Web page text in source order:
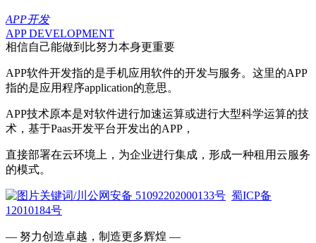
APP开发
APP DEVELOPMENT
相信自己能做到比努力本身更重要
APP软件开发指的是手机应用软件的开发与服务。这里的APP
指的是应用程序application的意思。
APP技术原本是对软件进行加速运算或进行大型科学运算的技
术，基于Paas开发平台开发出的APP，
直接部署在云环境上，为企业进行集成，形成一种租用云服务
的模式。
川公网安备 51092202000133号 蜀ICP备
12010184号
— 努力创造卓越，制造更多辉煌 —